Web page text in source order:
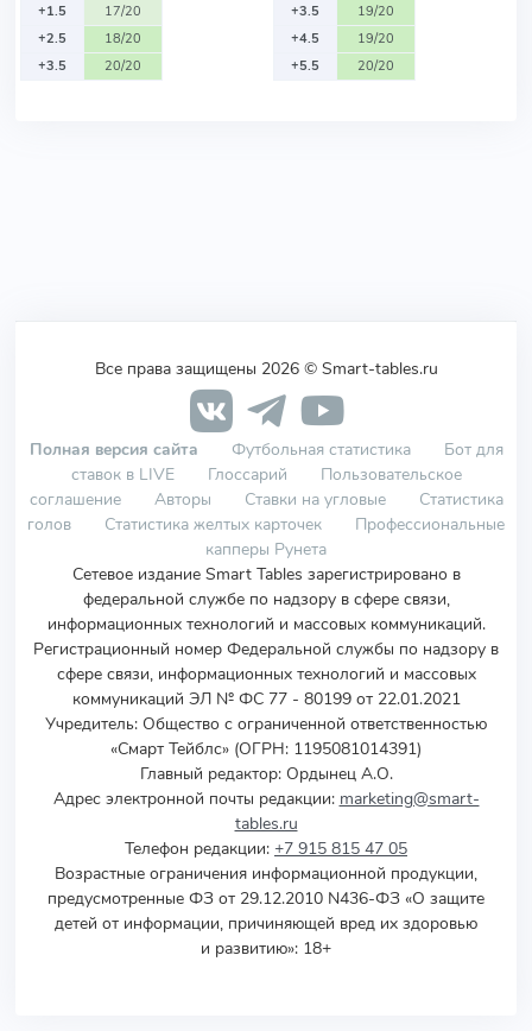
+1.5
17/20
+2.5
18/20
+3.5
20/20
+3.5
19/20
+4.5
19/20
+5.5
20/20
Все права защищены 2026 © Smart-tables.ru
Полная версия сайта Футбольная статистика
Бот для
ставок в LIVE
Глоссарий
Пользовательское
соглашение
Авторы Ставки на угловые
Статистика
голов
Статистика желтых карточек
Профессиональные
капперы Рунета
Сетевое издание Smart Tables зарегистрировано в
федеральной службе по надзору в сфере связи,
информационных технологий и массовых коммуникаций.
Регистрационный номер Федеральной службы по надзору в
сфере связи, информационных технологий и массовых
коммуникаций ЭЛ № ФС 77 - 80199 от 22.01.2021
Учредитель: Общество с ограниченной ответственностью
«Смарт Тейблс» (ОГРН: 1195081014391)
Главный редактор: Ордынец А.О.
Адрес электронной почты редакции: marketing@smart-
tables.ru
Телефон редакции: +7 915 815 47 05
Возрастные ограничения информационной продукции,
предусмотренные ФЗ от 29.12.2010 N436-ФЗ «О защите
детей от информации, причиняющей вред их здоровью
и развитию»: 18+